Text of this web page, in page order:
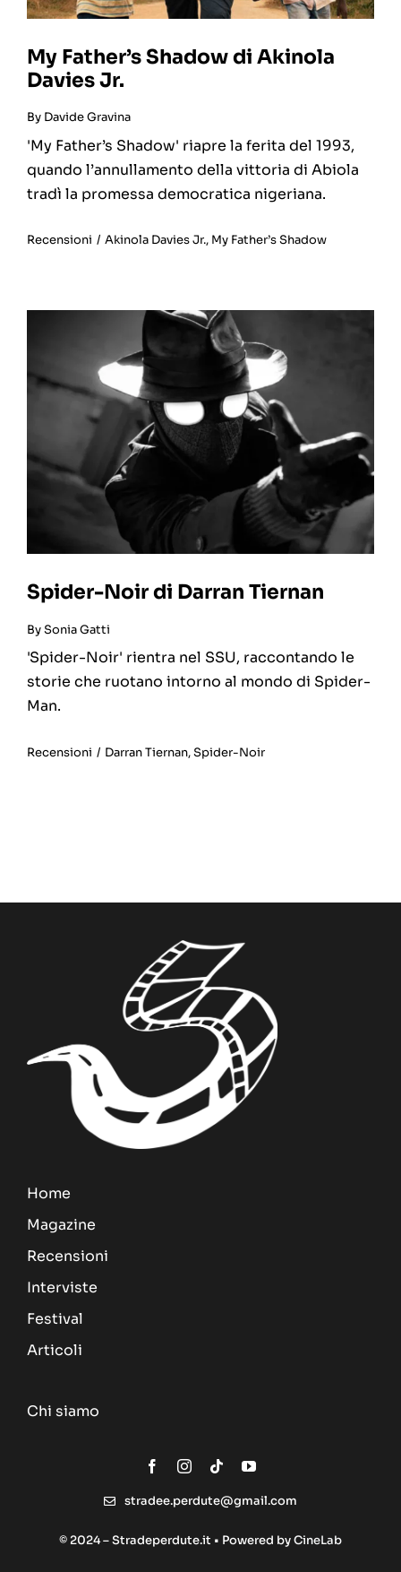
My Father’s Shadow di Akinola
Davies Jr.
By Davide Gravina
'My Father’s Shadow' riapre la ferita del 1993,
quando l’annullamento della vittoria di Abiola
tradì la promessa democratica nigeriana.
Recensioni / Akinola Davies Jr., My Father’s Shadow
Spider-Noir di Darran Tiernan
BySonia Gatti
'Spider-Noir' rientra nel SSU, raccontando le
storie che ruotano intorno al mondo di Spider-
Man.
Recensioni / Darran Tiernan,Spider-Noir
Home
Magazine
Recensioni
Interviste
Festival
Articoli
Chi siamo
stradee.perdute@gmail.com
© 2024 – Stradeperdute.it • Powered byCineLab